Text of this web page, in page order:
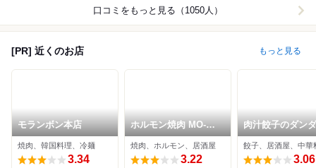
口コミをもっと見る（1050人）
[PR] 近くのお店 もっと見る
モランボン本店
焼肉、韓国料理、冷麺
3.34
ホルモン焼肉 MO-
MAI
焼肉、ホルモン、居酒屋
3.22
肉汁餃子のダン
分倍河原店
餃子、居酒屋、中華
3.06